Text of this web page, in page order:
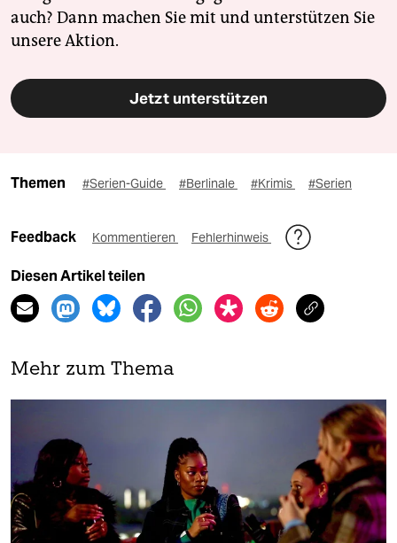
auch? Dann machen Sie mit und unterstützen Sie
unsere Aktion.
Jetzt unterstützen
Themen #Serien-Guide #Berlinale #Krimis #Serien
Feedback Kommentieren Fehlerhinweis
Diesen Artikel teilen
Mehr zum Thema